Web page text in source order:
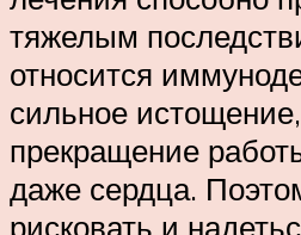
тяжелым
относится
сильное
прекращение
даже сердца.
рисковать и